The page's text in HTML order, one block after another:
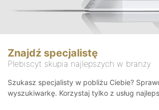
Znajdź specjalistę
Plebiscyt skupia najlepszych w branży
Szukasz specjalisty w pobliżu Ciebie?
wyszukiwarkę. Korzystaj tylko z usług